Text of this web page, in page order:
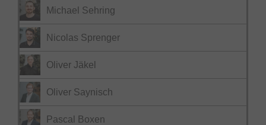
Michael Sehring
Nicolas Sprenger
Oliver Jäkel
Oliver Saynisch
Pascal Boxen